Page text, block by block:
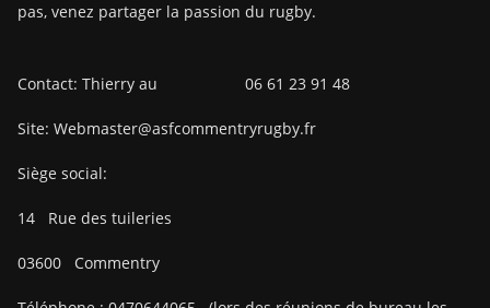
pas, venez partager la passion du rugby.
Contact: Thierry au 06 61 23 91 48
Site: Webmaster@asfcommentryrugby.fr
Siège social:
14 Rue des tuileries
03600 Commentry